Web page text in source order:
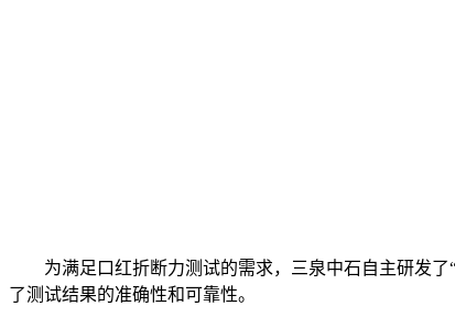
为满足口红折断力测试的需求，三泉中石自主研发了
了测试结果的准确性和可靠性。